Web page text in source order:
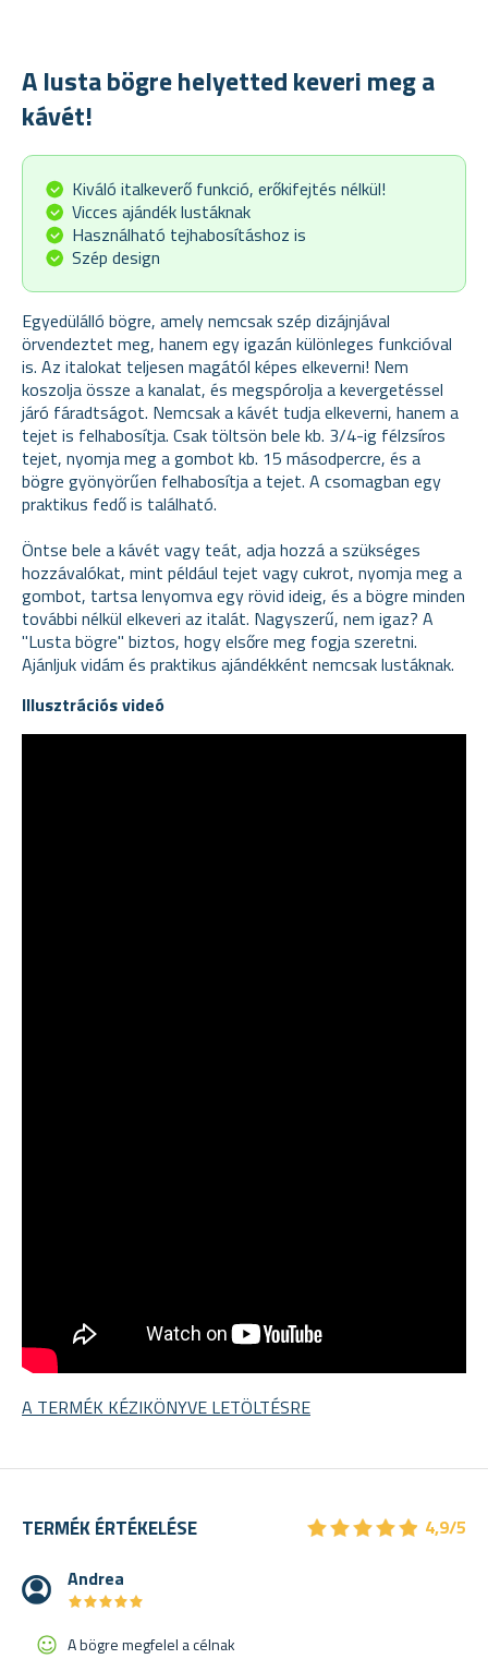
A lusta bögre helyetted keveri meg a
kávét!
Kiváló italkeverő funkció, erőkifejtés nélkül!
Vicces ajándék lustáknak
Használható tejhabosításhoz is
Szép design
Egyedülálló bögre, amely nemcsak szép dizájnjával
örvendeztet meg, hanem egy igazán különleges funkcióval
is. Az italokat teljesen magától képes elkeverni! Nem
koszolja össze a kanalat, és megspórolja a kevergetéssel
járó fáradtságot. Nemcsak a kávét tudja elkeverni, hanem a
tejet is felhabosítja. Csak töltsön bele kb. 3/4-ig félzsíros
tejet, nyomja meg a gombot kb. 15 másodpercre, és a
bögre gyönyörűen felhabosítja a tejet. A csomagban egy
praktikus fedő is található.
Öntse bele a kávét vagy teát, adja hozzá a szükséges
hozzávalókat, mint például tejet vagy cukrot, nyomja meg a
gombot, tartsa lenyomva egy rövid ideig, és a bögre minden
további nélkül elkeveri az italát. Nagyszerű, nem igaz? A
"Lusta bögre" biztos, hogy elsőre meg fogja szeretni.
Ajánljuk vidám és praktikus ajándékként nemcsak lustáknak.
Illusztrációs videó
A TERMÉK KÉZIKÖNYVE LETÖLTÉSRE
TERMÉK ÉRTÉKELÉSE ★★★★★
★★★★★ 4,9/5
Andrea
★★★★★
★★★★★
A bögre megfelel a célnak